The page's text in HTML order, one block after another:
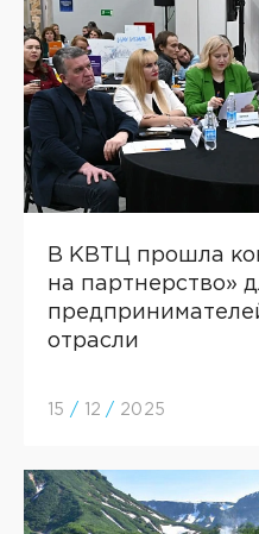
В КВТЦ прошла
на партнерство»
отрасли
15 / 12 / 2025